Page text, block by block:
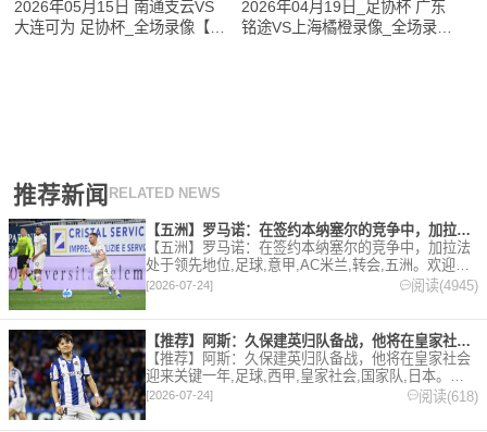
2026年05月15日 南通支云VS
大连可为 足协杯_全场录像【全
2026年04月19日_足协杯 广东
铭途VS上海橘橙录像_全场录像
推荐新闻 RELATED NEWS
【五洲】罗马诺：在签约本纳塞尔的竞争中，加拉法处于领先地位
【五洲】罗马诺：在签约本纳塞尔的竞争中，加拉法
处于领先地位,足球,意甲,AC米兰,转会,五洲。欢迎收
藏本站，24小时为你更新最新的足球，篮球体育资
讯。
[2026-07-24] 阅读(4945)
【推荐】阿斯：久保建英归队备战，他将在皇家社会迎来关键一年
【推荐】阿斯：久保建英归队备战，他将在皇家社会
迎来关键一年,足球,西甲,皇家社会,国家队,日本。欢
迎收藏本站，24小时为你更新最新的足球，篮球体育
资讯。
[2026-07-24] 阅读(618)